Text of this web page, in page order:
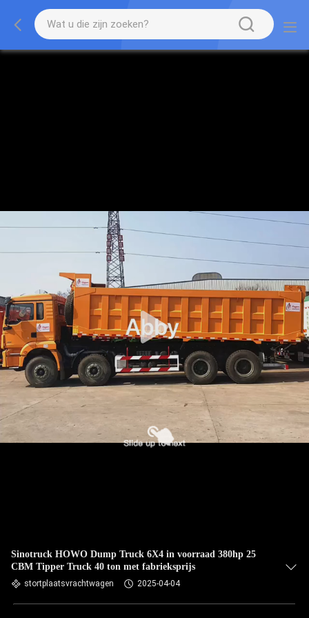
Sinotruck HOWO Dump Truck 6X4 in voorraad 380hp 25
CBM Tipper Truck 40 ton met fabrieksprijs
stortplaatsvrachtwagen 2025-04-04